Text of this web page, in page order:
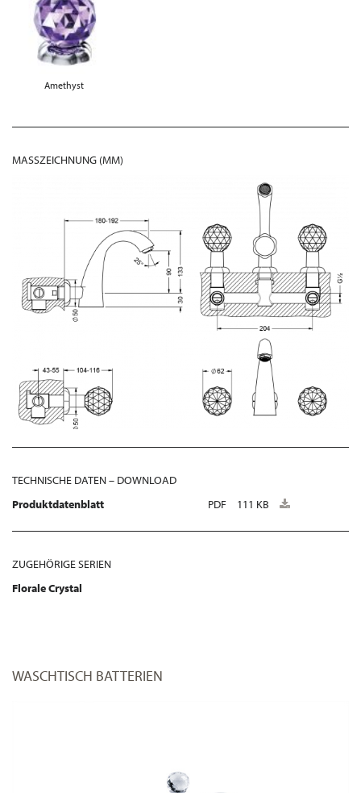
Amethyst
MASSZEICHNUNG (MM)
TECHNISCHE DATEN – DOWNLOAD
Produktdatenblatt
PDF 111 KB
ZUGEHÖRIGE SERIEN
Florale Crystal
WASCHTISCH BATTERIEN